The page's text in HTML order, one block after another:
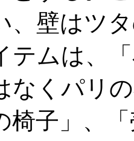
、壁はツ
テムは、
なくパリ
椅子」、